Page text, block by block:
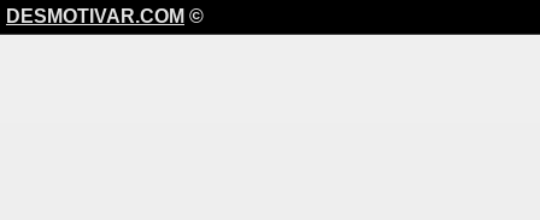
DESMOTIVAR.COM ©